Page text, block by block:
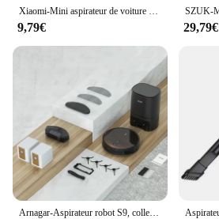
Xiaomi-Mini aspirateur de voiture multifonctionnel sans fil, portable, aspiration haute puissance et soufflage, appareil de livres intégré
9,79€ 29,79€
Arnagar-Aspirateur robot S9, collecte de poussière africaine, balayage et vadrouille, 3500Pa, 2600mAh, contrôle du faible bruit, version globale